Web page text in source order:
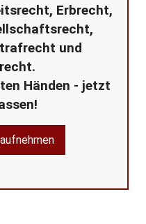
Erbrecht,
und
Händen - jetzt